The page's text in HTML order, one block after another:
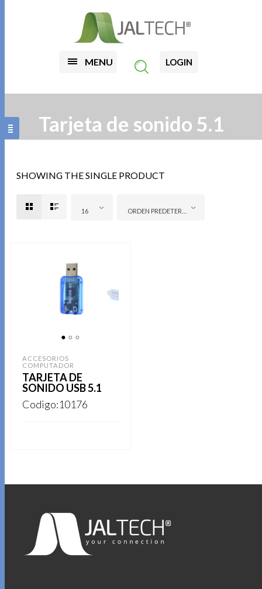
MENU LOGIN
Tarjeta de sonido 5.1
SHOWING THE SINGLE PRODUCT
16
ACCESORIOS
COMPUTADOR
TARJETA DE
SONIDO USB 5.1
Codigo:10176